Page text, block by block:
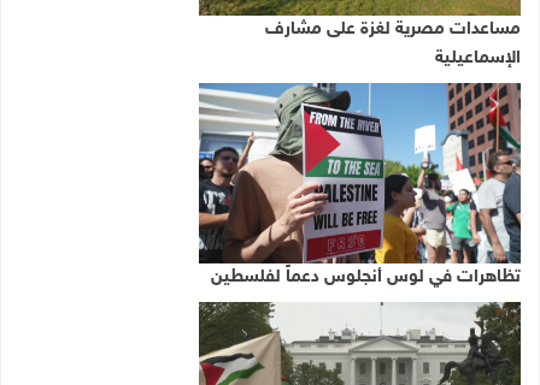
مساعدات مصرية لغزة على مشارف
الإسماعيلية
تظاهرات في لوس أنجلوس دعماً لفلسطين